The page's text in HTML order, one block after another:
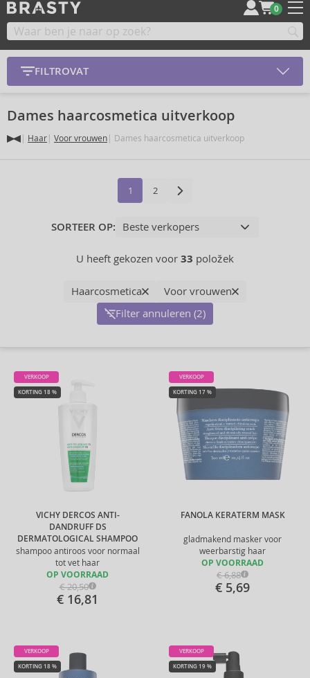
0
FILTROVAT
Dames haarcosmetica uitverkoop
Haar Voor vrouwen Dames haarcosmetica uitverkoop
1 2
SORTEER OP:
U heeft gekozen voor 33 položek
Haarcosmetica
Voor vrouwen
Filter annuleren (2)
VICHY DERCOS ANTI-
DANDRUFF DS
DERMATOLOGICAL SHAMPOO
shampoo antiroos voor normaal
tot vet haar
VERKOOP
KORTING 18 %
OP VOORRAAD
€ 20,50
€ 16,81
FANOLA KERATERM MASK
gladmakend masker voor
weerbarstig haar
VERKOOP
KORTING 17 %
OP VOORRAAD
€ 6,88
€ 5,69
VERKOOP
KORTING 18 %
VERKOOP
KORTING 19 %